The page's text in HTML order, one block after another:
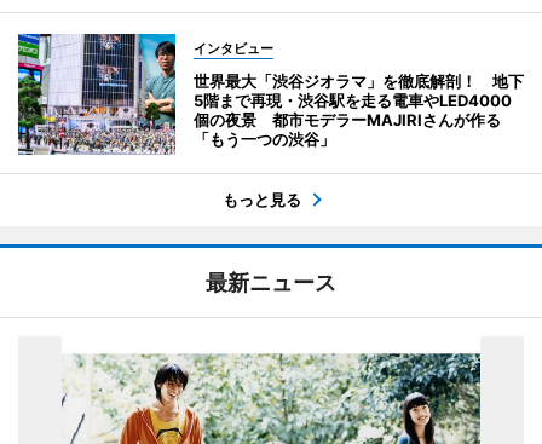
インタビュー
世界最大「渋谷ジオラマ」を徹底解剖！ 地下
5階まで再現・渋谷駅を走る電車やLED4000
個の夜景 都市モデラーMAJIRIさんが作る
「もう一つの渋谷」
もっと見る
最新ニュース